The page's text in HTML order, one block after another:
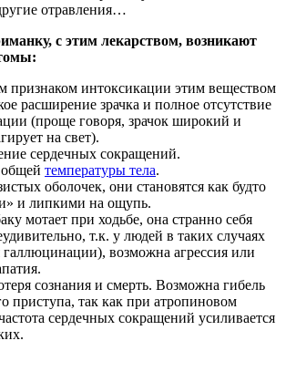
отравления…
с этим лекарством, возникают
признаком интоксикации этим веществом
расширение зрачка и полное отсутствие
(проще говоря, зрачок широкий и
на свет).
сердечных сокращений.
температуры тела.
оболочек, они становятся как будто
и липкими на ощупь.
мотает при ходьбе, она странно себя
т.к. у людей в таких случаях
галлюцинации), возможна агрессия или
сознания и смерть. Возможна гибель
приступа, так как при атропиновом
сердечных сокращений усиливается